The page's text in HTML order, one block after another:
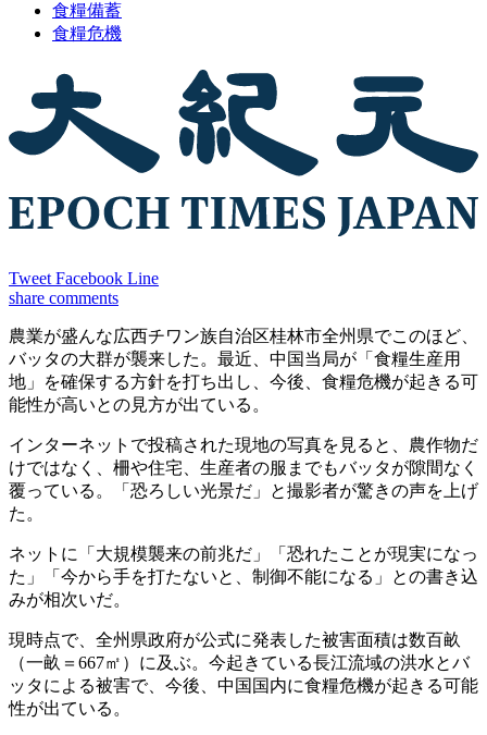
食糧備蓄
食糧危機
Tweet Facebook Line
share comments
農業が盛んな広西チワン族自治区桂林市全州県でこのほど、
バッタの大群が襲来した。最近、中国当局が「食糧生産用
地」を確保する方針を打ち出し、今後、食糧危機が起きる可
能性が高いとの見方が出ている。
インターネットで投稿された現地の写真を見ると、農作物だ
けではなく、柵や住宅、生産者の服までもバッタが隙間なく
覆っている。「恐ろしい光景だ」と撮影者が驚きの声を上げ
た。
ネットに「大規模襲来の前兆だ」「恐れたことが現実になっ
た」「今から手を打たないと、制御不能になる」との書き込
みが相次いだ。
現時点で、全州県政府が公式に発表した被害面積は数百畝
（一畝＝667㎡）に及ぶ。今起きている長江流域の洪水とバ
ッタによる被害で、今後、中国国内に食糧危機が起きる可能
性が出ている。